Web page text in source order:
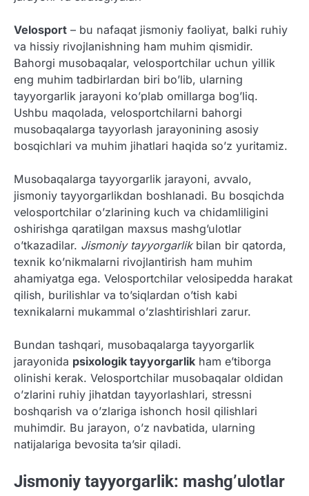
Velosport – bu nafaqat jismoniy faoliyat, balki ruhiy
va hissiy rivojlanishning ham muhim qismidir.
Bahorgi musobaqalar, velosportchilar uchun yillik
eng muhim tadbirlardan biri bo’lib, ularning
tayyorgarlik jarayoni ko’plab omillarga bog’liq.
Ushbu maqolada, velosportchilarni bahorgi
musobaqalarga tayyorlash jarayonining asosiy
bosqichlari va muhim jihatlari haqida so’z yuritamiz.
Musobaqalarga tayyorgarlik jarayoni, avvalo,
jismoniy tayyorgarlikdan boshlanadi. Bu bosqichda
velosportchilar o’zlarining kuch va chidamliligini
oshirishga qaratilgan maxsus mashg’ulotlar
o’tkazadilar. Jismoniy tayyorgarlikbilan bir qatorda,
texnik ko’nikmalarni rivojlantirish ham muhim
ahamiyatga ega. Velosportchilar velosipedda harakat
qilish, burilishlar va to’siqlardan o’tish kabi
texnikalarni mukammal o’zlashtirishlari zarur.
Bundan tashqari, musobaqalarga tayyorgarlik
jarayonida psixologik tayyorgarlik ham e’tiborga
olinishi kerak. Velosportchilar musobaqalar oldidan
o’zlarini ruhiy jihatdan tayyorlashlari, stressni
boshqarish va o’zlariga ishonch hosil qilishlari
muhimdir. Bu jarayon, o’z navbatida, ularning
natijalariga bevosita ta’sir qiladi.
Jismoniy tayyorgarlik: mashg’ulotlar